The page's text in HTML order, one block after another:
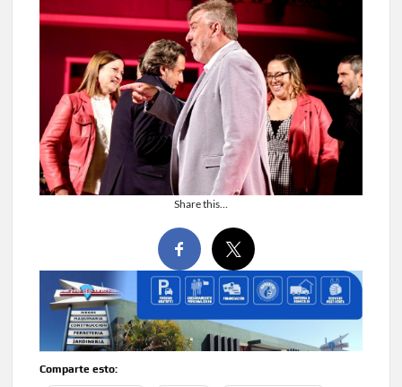
Share this…
Comparte esto: